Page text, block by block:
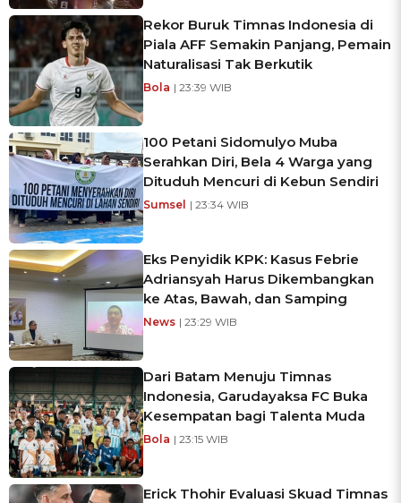
Rekor Buruk Timnas Indonesia di
Piala AFF Semakin Panjang, Pemain
Naturalisasi Tak Berkutik
Bola | 23:39 WIB
100 Petani Sidomulyo Muba
Serahkan Diri, Bela 4 Warga yang
Dituduh Mencuri di Kebun Sendiri
Sumsel | 23:34 WIB
Eks Penyidik KPK: Kasus Febrie
Adriansyah Harus Dikembangkan
ke Atas, Bawah, dan Samping
News | 23:29 WIB
Dari Batam Menuju Timnas
Indonesia, Garudayaksa FC Buka
Kesempatan bagi Talenta Muda
Bola | 23:15 WIB
Erick Thohir Evaluasi Skuad Timnas